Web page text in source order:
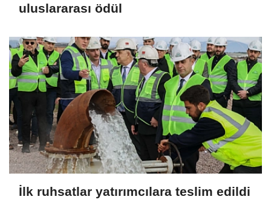
uluslararası ödül
İlk ruhsatlar yatırımcılara teslim edildi